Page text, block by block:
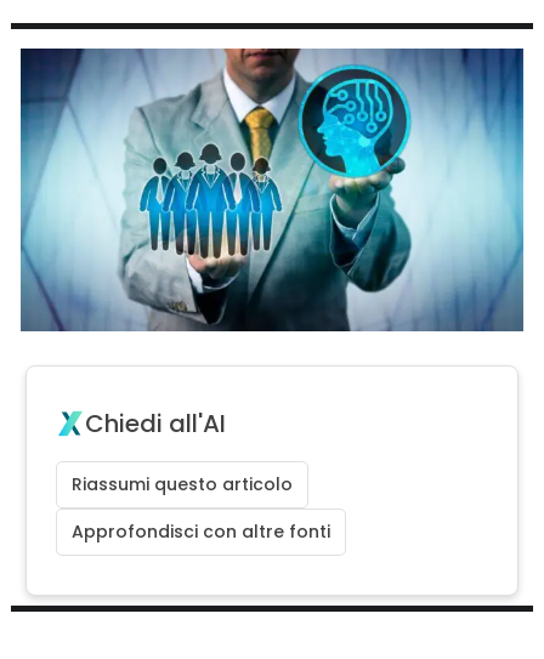
Chiedi all'AI
Riassumi questo articolo
Approfondisci con altre fonti